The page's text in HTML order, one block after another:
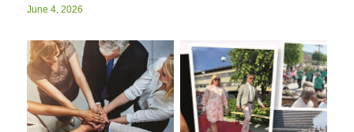
June 4, 2026